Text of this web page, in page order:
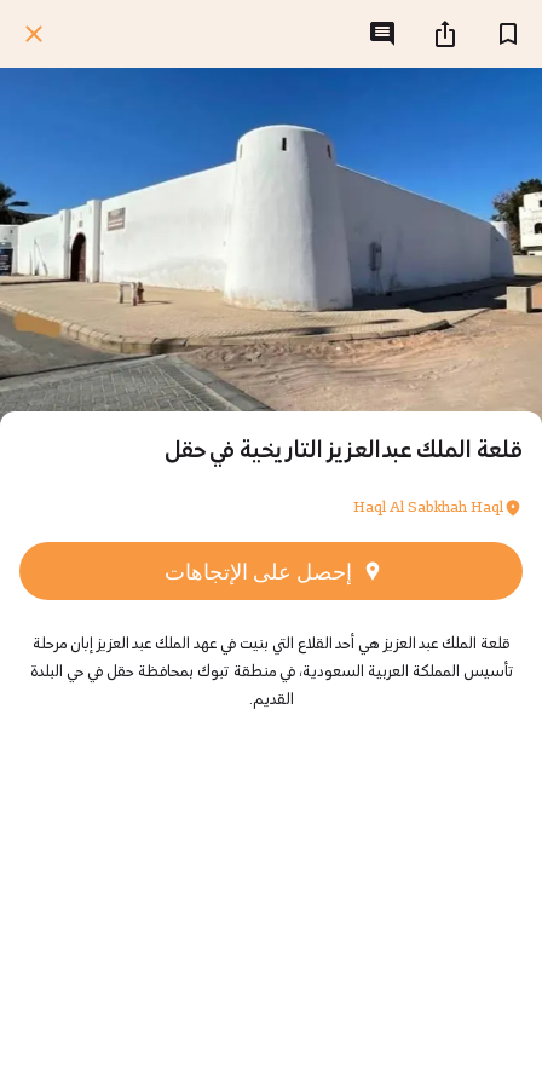
قلعة الملك عبدالعزيز التاريخية في حقل
Haql Al Sabkhah Haql
إحصل على الإتجاهات
قلعة الملك عبد العزيز هي أحد القلاع التي بنيت في عهد الملك عبد العزيز إبان مرحلة
تأسيس المملكة العربية السعودية، في منطقة تبوك بمحافظة حقل في حي البلدة
القديم.